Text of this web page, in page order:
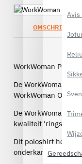
Avis
OMSCHRIJVING
WorkWoman
De WorkWoman
WorkWoman
De WorkWoman
kwaliteit 'ringspun'
Dit poloshirt heeft
onderkant.